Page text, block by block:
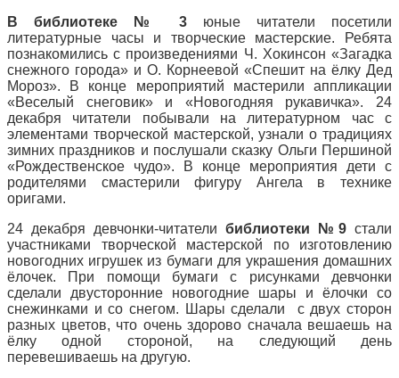
В библиотеке № 3 юные читатели посетили
литературные часы и творческие мастерские. Ребята
познакомились с произведениями Ч. Хокинсон «Загадка
снежного города» и О. Корнеевой «Спешит на ёлку Дед
Мороз». В конце мероприятий мастерили аппликации
«Веселый снеговик» и «Новогодняя рукавичка». 24
декабря читатели побывали на литературном час с
элементами творческой мастерской, узнали о традициях
зимних праздников и послушали сказку Ольги Першиной
«Рождественское чудо». В конце мероприятия дети с
родителями смастерили фигуру Ангела в технике
оригами.
24 декабря девчонки-читатели библиотеки №9 стали
участниками творческой мастерской по изготовлению
новогодних игрушек из бумаги для украшения домашних
ёлочек. При помощи бумаги с рисунками девчонки
сделали двусторонние новогодние шары и ёлочки со
снежинками и со снегом. Шары сделали с двух сторон
разных цветов, что очень здорово сначала вешаешь на
ёлку одной стороной, на следующий день
перевешиваешь на другую.